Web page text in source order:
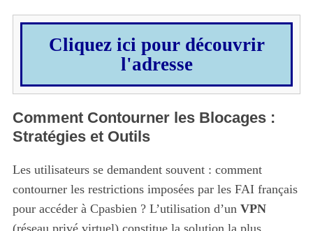
Cliquez ici pour découvrir
l'adresse
Comment Contourner les Blocages :
Stratégies et Outils
Les utilisateurs se demandent souvent : comment
contourner les restrictions imposées par les FAI français
pour accéder à Cpasbien ? L’utilisation d’un VPN
(réseau privé virtuel) constitue la solution la plus